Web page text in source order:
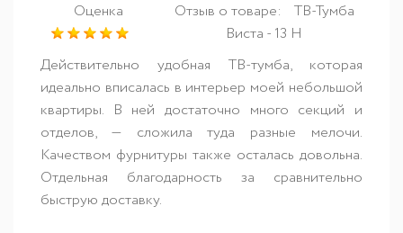
Оценка
Отзыв о товаре:
ТВ-Тумба
Виста - 13 Н
Действительно удобная ТВ-тумба, которая
идеально вписалась в интерьер моей небольшой
квартиры. В ней достаточно много секций и
отделов, — сложила туда разные мелочи.
Качеством фурнитуры также осталась довольна.
Отдельная благодарность за сравнительно
быструю доставку.